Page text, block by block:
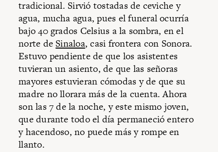
tradicional. Sirvió tostadas de ceviche y
agua, mucha agua, pues el funeral ocurría
bajo 40 grados Celsius a la sombra, en el
norte de Sinaloa, casi frontera con Sonora.
Estuvo pendiente de que los asistentes
tuvieran un asiento, de que las señoras
mayores estuvieran cómodas y de que su
madre no llorara más de la cuenta. Ahora
son las 7 de la noche, y este mismo joven,
que durante todo el día permaneció entero
y hacendoso, no puede más y rompe en
llanto.